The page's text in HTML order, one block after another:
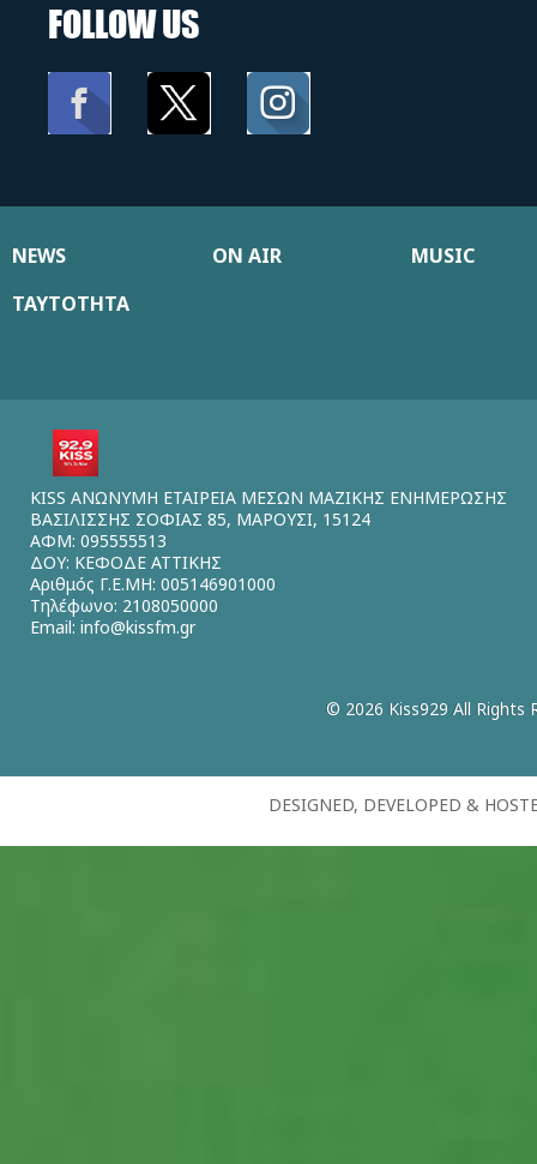
FOLLOW US
NEWS ON AIR
MUSIC
ΤΑΥΤΟΤΗΤΑ
KISS ΑΝΩΝΥΜΗ ΕΤΑΙΡΕΙΑ ΜΕΣΩΝ ΜΑΖΙΚΗΣ ΕΝΗΜΕΡΩΣΗΣ
ΒΑΣΙΛΙΣΣΗΣ ΣΟΦΙΑΣ 85, ΜΑΡΟΥΣΙ, 15124
ΑΦΜ: 095555513
ΔΟΥ: ΚΕΦΟΔΕ ΑΤΤΙΚΗΣ
Αριθμός Γ.Ε.ΜΗ: 005146901000
Τηλέφωνο: 2108050000
Email: info@kissfm.gr
© 2026 Kiss929 All Rights
DESIGNED, DEVELOPED &